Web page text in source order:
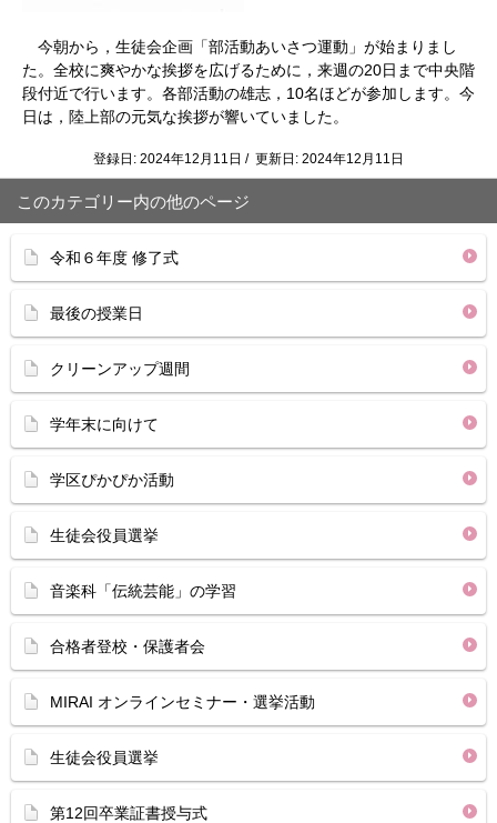
今朝から，生徒会企画「部活動あいさつ運動」が始まりまし
た。全校に爽やかな挨拶を広げるために，来週の20日まで中央階
段付近で行います。各部活動の雄志，10名ほどが参加します。今
日は，陸上部の元気な挨拶が響いていました。
登録日: 2024年12月11日 / 更新日: 2024年12月11日
このカテゴリー内の他のページ
令和６年度 修了式
最後の授業日
クリーンアップ週間
学年末に向けて
学区ぴかぴか活動
生徒会役員選挙
音楽科「伝統芸能」の学習
合格者登校・保護者会
MIRAI オンラインセミナー・選挙活動
生徒会役員選挙
第12回卒業証書授与式